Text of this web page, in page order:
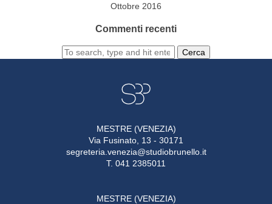
Ottobre 2016
Commenti recenti
Cerca
MESTRE (VENEZIA)
Via Fusinato, 13 - 30171
segreteria.venezia@studiobrunello.it
T. 041 2385011
MESTRE (VENEZIA)